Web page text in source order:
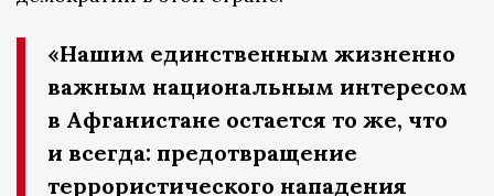
«Нашим единственным жизненно
важным национальным интересом
в Афганистане остается то же, что
и всегда: предотвращение
террористического нападения